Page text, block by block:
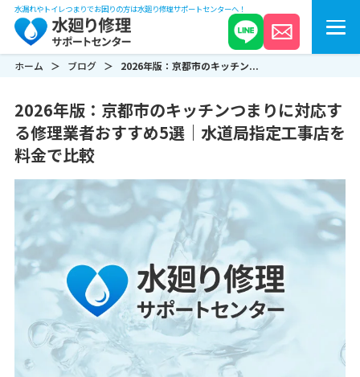
水漏れやトイレつまりでお困りの方は水廻り修理サポートセンターへ！
ホーム ブログ 2026年版：京都市のキッチン...
2026年版：京都市のキッチンつまりに対応す
る修理業者おすすめ5選｜水道局指定工事店を
料金で比較